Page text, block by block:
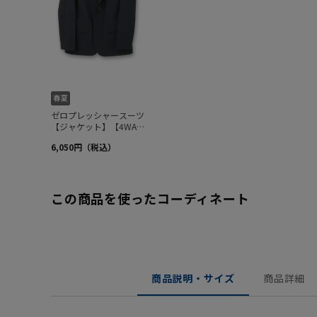
この商品を使ったコーディネート
商品説明・サイズ 商品詳細